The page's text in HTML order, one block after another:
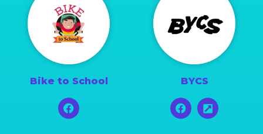
Bike to School BYCS